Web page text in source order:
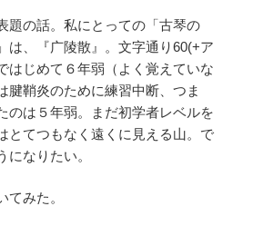
題の話。私にとっての「古琴の
は、『广陵散』。文字通り60(+ア
はじめて６年弱（よく覚えていな
腱鞘炎のために練習中断、つま
のは５年弱。まだ初学者レベルを
とてつもなく遠くに見える山。で
になりたい。
てみた。